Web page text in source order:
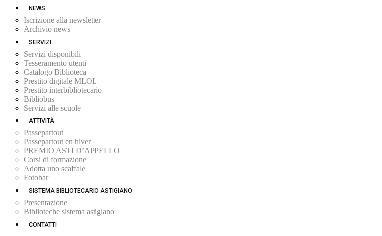
NEWS
Iscrizione alla newsletter
Archivio news
SERVIZI
Servizi disponibili
Tesseramento utenti
Catalogo Biblioteca
Prestito digitale MLOL
Prestito interbibliotecario
Bibliobus
Servizi alle scuole
ATTIVITÀ
Passepartout
Passepartout en hiver
PREMIO ASTI D’APPELLO
Corsi di formazione
Adotta uno scaffale
Fotobar
SISTEMA BIBLIOTECARIO ASTIGIANO
Presentazione
Biblioteche sistema astigiano
CONTATTI